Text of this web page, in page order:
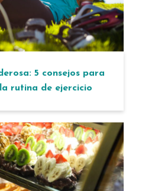
5 consejos para
rutina de ejercicio